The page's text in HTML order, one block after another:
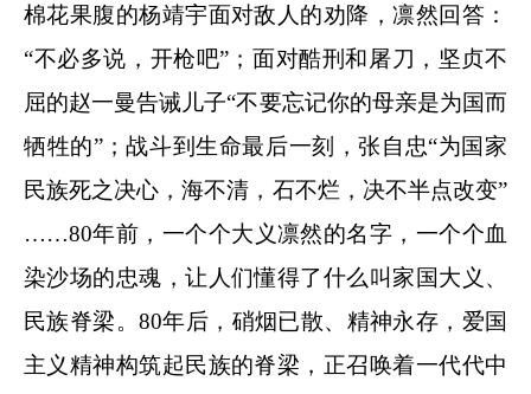
棉花果腹的杨靖宇面对敌人的劝降，凛然回答：
“不必多说，开枪吧”；面对酷刑和屠刀，坚贞不
屈的赵一曼告诫儿子“不要忘记你的母亲是为国而
牺牲的”；战斗到生命最后一刻，张自忠“为国家
民族死之决心，海不清，石不烂，决不半点改变”
……80年前，一个个大义凛然的名字，一个个血
染沙场的忠魂，让人们懂得了什么叫家国大义、
民族脊梁。80年后，硝烟已散、精神永存，爱国
主义精神构筑起民族的脊梁，正召唤着一代代中